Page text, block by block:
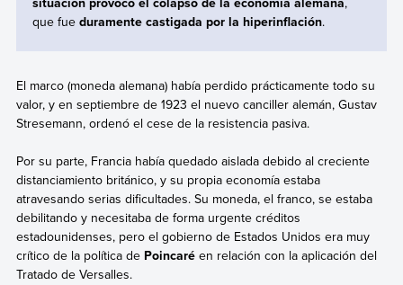
que fueduramente castigada por la hiperinflación.
El marco (moneda alemana) había perdido prácticamente todo su
valor, y en septiembre de 1923 el nuevo canciller alemán, Gustav
Stresemann, ordenó el cese de la resistencia pasiva.
Por su parte, Francia había quedado aislada debido al creciente
distanciamiento británico, y su propia economía estaba
atravesando serias dificultades. Su moneda, el franco, se estaba
debilitando y necesitaba de forma urgente créditos
estadounidenses, pero el gobierno de Estados Unidos era muy
crítico de la política de Poincaréen relación con la aplicación del
Tratado de Versalles.